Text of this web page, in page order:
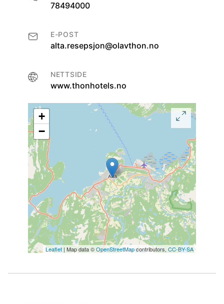
78494000
E-POST
alta.resepsjon@olavthon.no
NETTSIDE
www.thonhotels.no
+
−
Leaflet | Map data ©OpenStreetMapcontributors,CC-BY-SA